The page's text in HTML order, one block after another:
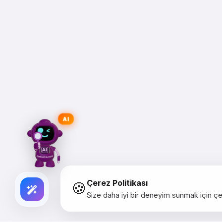
🍪 Çerez Politikası
Size daha iyi bir deneyim sunmak için
AI